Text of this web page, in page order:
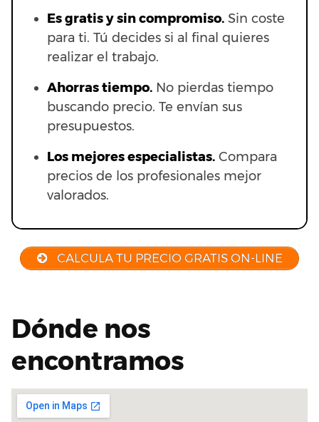
Es gratis y sin compromiso. Sin coste
para ti. Tú decides si al final quieres
realizar el trabajo.
Ahorras tiempo. No pierdas tiempo
buscando precio. Te envían sus
presupuestos.
Los mejores especialistas. Compara
precios de los profesionales mejor
valorados.
CALCULA TU PRECIO GRATIS ON-LINE
Dónde nos
encontramos